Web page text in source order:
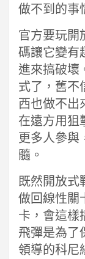
做不到的事
官方要玩開
碼讓它變有
進來搞破壞
式了，舊不
西也做不出
在遠方用狙
更多人參與
髓。
既然開放式
做回線性關
卡，會這樣
飛彈是為了
領導的科尼